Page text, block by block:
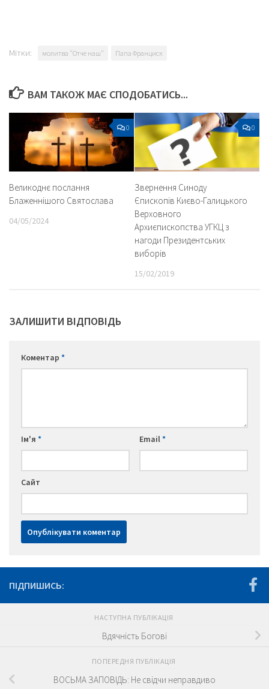
Мітки: молитва "Отче наш" Папа Франциск
ВАМ ТАКОЖ МАЄ СПОДОБАТИСЬ...
0
Великоднє послання
Блаженнішого Святослава
04/05/2024
0
Звернення Синоду
Єпископів Києво-Галицького
Верховного
Архиєпископства УГКЦ з
нагоди Президентських
виборів
15/02/2019
ЗАЛИШИТИ ВІДПОВІДЬ
Коментар *
Ім'я * Email*
Сайт
ПІДПИШИСЬ:
НАСТУПНА ПУБЛІКАЦІЯ
Вдячність Богові
ПОПЕРЕДНЯ ПУБЛІКАЦІЯ
ВОСЬМА ЗАПОВІДЬ: Не свідчи неправдиво